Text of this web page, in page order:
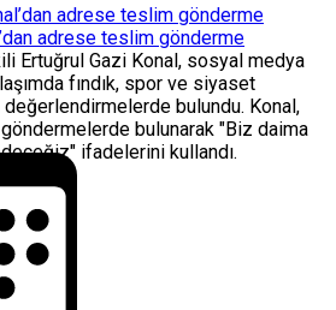
adrese teslim gönderme
Ertuğrul Gazi Konal, sosyal medya
fındık, spor ve siyaset
bulundu. Konal,
bulunarak "Biz daima
ifadelerini kullandı.